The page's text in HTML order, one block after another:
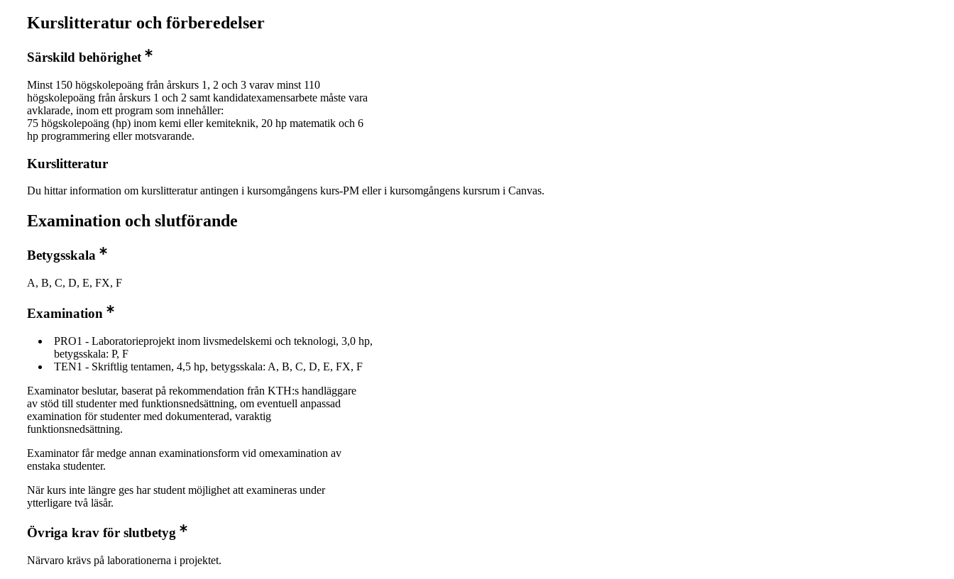
Kurslitteratur och förberedelser
Särskild behörighet
Minst 150 högskolepoäng från årskurs 1, 2 och 3 varav minst 110
högskolepoäng från årskurs 1 och 2 samt kandidatexamensarbete måste vara
avklarade, inom ett program som innehåller:
75 högskolepoäng (hp) inom kemi eller kemiteknik, 20 hp matematik och 6
hp programmering eller motsvarande.
Kurslitteratur
Du hittar information om kurslitteratur antingen i kursomgångens kurs-PM eller i kursomgångens kursrum i Canvas.
Examination och slutförande
Betygsskala
A, B, C, D, E, FX, F
Examination
PRO1 - Laboratorieprojekt inom livsmedelskemi och teknologi, 3,0 hp,
betygsskala: P, F
TEN1 - Skriftlig tentamen, 4,5 hp, betygsskala: A, B, C, D, E, FX, F
Examinator beslutar, baserat på rekommendation från KTH:s handläggare
av stöd till studenter med funktionsnedsättning, om eventuell anpassad
examination för studenter med dokumenterad, varaktig
funktionsnedsättning.
Examinator får medge annan examinationsform vid omexamination av
enstaka studenter.
När kurs inte längre ges har student möjlighet att examineras under
ytterligare två läsår.
Övriga krav för slutbetyg
Närvaro krävs på laborationerna i projektet.